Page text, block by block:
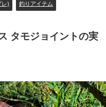
レ) 釣りアイテム
タモジョイントの実